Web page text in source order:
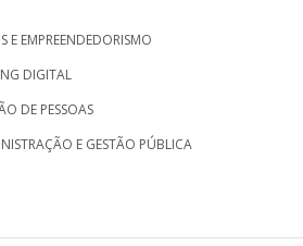
E EMPREENDEDORISMO
DIGITAL
DE PESSOAS
E GESTÃO PÚBLICA